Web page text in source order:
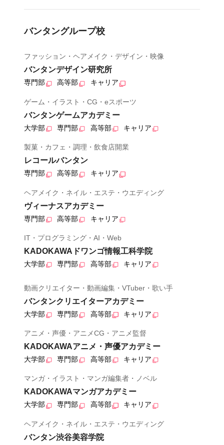
バンタングループ校
ファッション・ヘアメイク・デザイン・映像
バンタンデザイン研究所
専門部 高等部 キャリア
ゲーム・イラスト・CG・eスポーツ
バンタンゲームアカデミー
大学部 専門部 高等部 キャリア
製菓・カフェ・調理・飲食店開業
レコールバンタン
専門部 高等部 キャリア
ヘアメイク・ネイル・エステ・ウエディング
ヴィーナスアカデミー
専門部 高等部 キャリア
IT・プログラミング・AI・Web
KADOKAWAドワンゴ情報工科学院
大学部 専門部 高等部 キャリア
動画クリエイター・動画編集・VTuber・歌い手
バンタンクリエイターアカデミー
大学部 専門部 高等部 キャリア
アニメ・声優・アニメCG・アニメ監督
KADOKAWAアニメ・声優アカデミー
大学部 専門部 高等部 キャリア
マンガ・イラスト・マンガ編集者・ノベル
KADOKAWAマンガアカデミー
大学部 専門部 高等部 キャリア
ヘアメイク・ネイル・エステ・ウエディング
バンタン渋谷美容学院